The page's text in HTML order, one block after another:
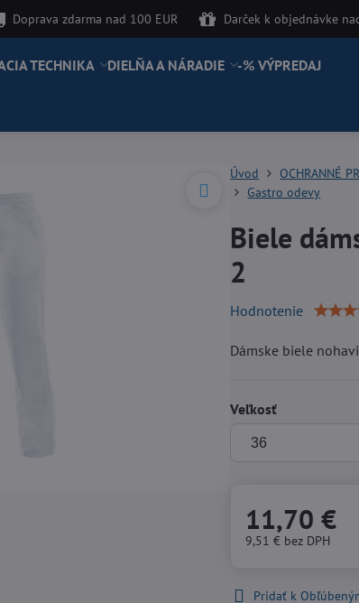
Doprava zdarma nad 100 EUR Darček k objednávke
TECHNIKA DIELŇA A NÁRADIE -% VÝPREDAJ
Úvod OCHRANNÉ
Gastro odevy
Biele
2
Hodnotenie
Dámske biele
Veľkosť
11,70 €
9,51 € bez DPH
Pridať k